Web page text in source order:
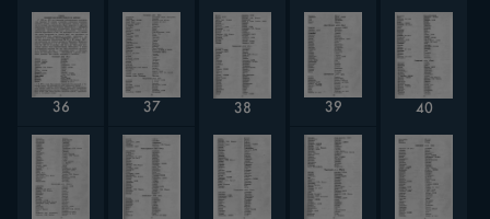
36 37 38 39 40